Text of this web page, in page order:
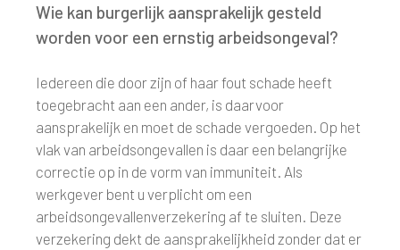
Wie kan burgerlijk aansprakelijk gesteld
worden voor een ernstig arbeidsongeval?
Iedereen die door zijn of haar fout schade heeft
toegebracht aan een ander, is daarvoor
aansprakelijk en moet de schade vergoeden. Op het
vlak van arbeidsongevallen is daar een belangrijke
correctie op in de vorm van immuniteit. Als
werkgever bent u verplicht om een
arbeidsongevallenverzekering af te sluiten. Deze
verzekering dekt de aansprakelijkheid zonder dat er